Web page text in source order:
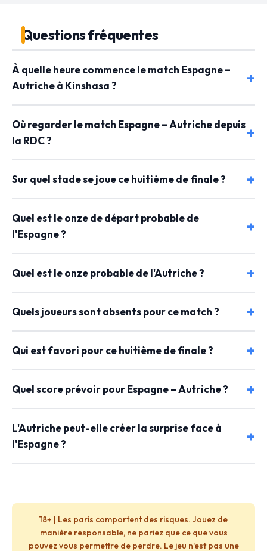
Questions fréquentes
À quelle heure commence le match Espagne –
Autriche à Kinshasa ?
Où regarder le match Espagne – Autriche depuis
la RDC ?
Sur quel stade se joue ce huitième de finale ?
Quel est le onze de départ probable de
l'Espagne ?
Quel est le onze probable de l'Autriche ?
Quels joueurs sont absents pour ce match ?
Qui est favori pour ce huitième de finale ?
Quel score prévoir pour Espagne – Autriche ?
L'Autriche peut-elle créer la surprise face à
l'Espagne ?
18+ | Les paris comportent des risques. Jouez de
manière responsable, ne pariez que ce que vous
pouvez vous permettre de perdre. Le jeu n'est pas une